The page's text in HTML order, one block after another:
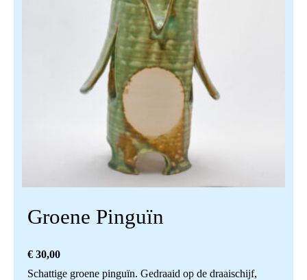
Groene Pinguïn
€ 30,00
Schattige groene pinguïn. Gedraaid op de draaischijf,